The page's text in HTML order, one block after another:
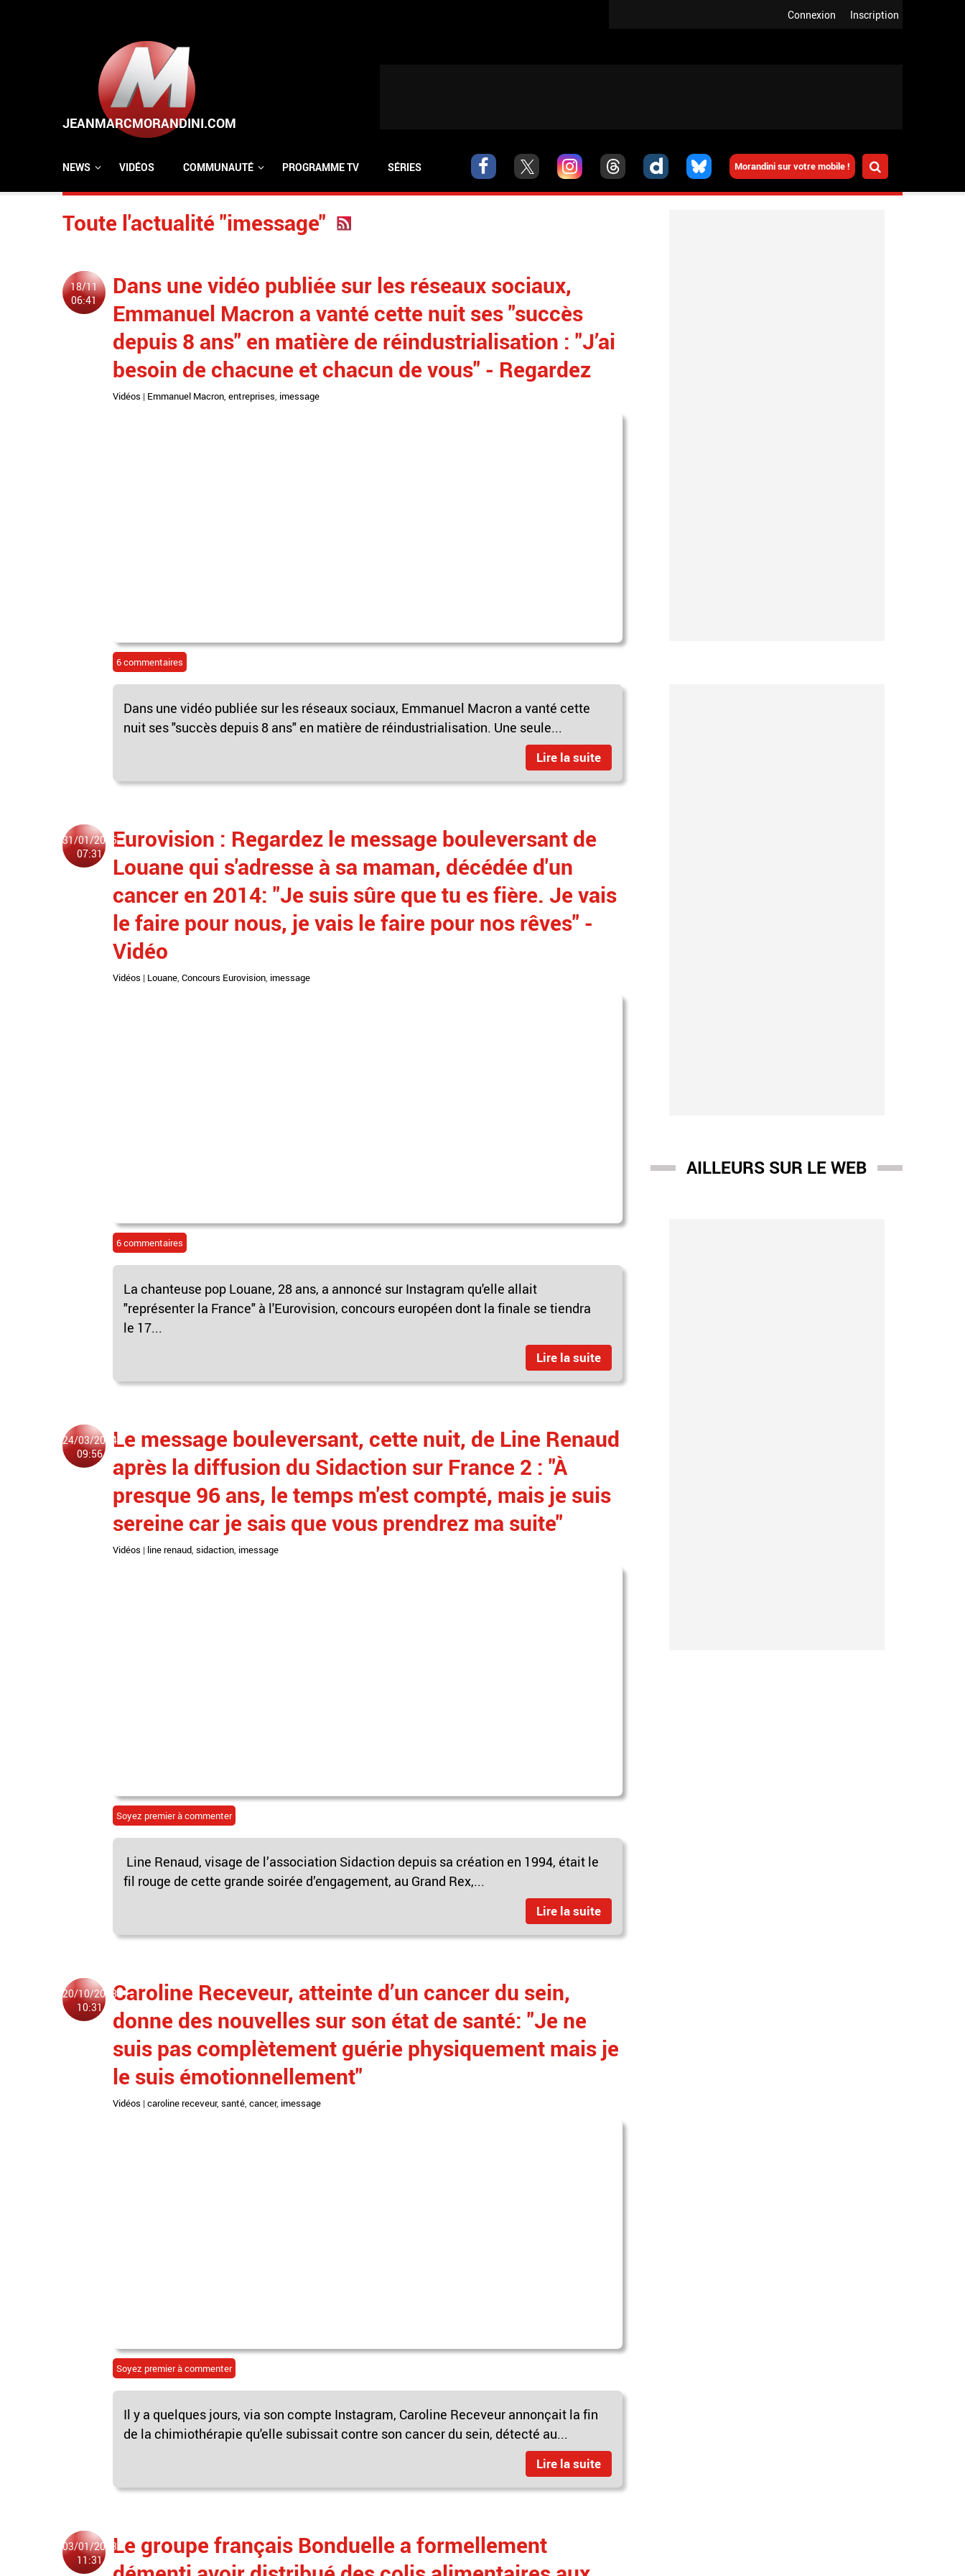
Inscription
Connexion
Morandini sur votre mobile !
NEWS VIDÉOS COMMUNAUTÉ PROGRAMME TV SÉRIES
Toute l'actualité "imessage"
18/11
06:41
Dans une vidéo publiée sur les réseaux sociaux,
Emmanuel Macron a vanté cette nuit ses "succès
depuis 8 ans" en matière de réindustrialisation : "J’ai
besoin de chacune et chacun de vous" - Regardez
Vidéos | Emmanuel Macron, entreprises, imessage
6 commentaires
Dans une vidéo publiée sur les réseaux sociaux, Emmanuel Macron a vanté cette
nuit ses "succès depuis 8 ans" en matière de réindustrialisation. Une seule...
Lire la suite
31/01/2025
07:31
Eurovision : Regardez le message bouleversant de
Louane qui s'adresse à sa maman, décédée d'un
cancer en 2014: "Je suis sûre que tu es fière. Je vais
le faire pour nous, je vais le faire pour nos rêves" -
Vidéo
Vidéos | Louane Concours Eurovision imessage
6 commentaires
La chanteuse pop Louane, 28 ans, a annoncé sur Instagram qu'elle allait
"représenter la France" à l'Eurovision, concours européen dont la finale se tiendra
le 17...
Lire la suite
24/03/2024
09:56
Le message bouleversant, cette nuit, de Line Renaud
après la diffusion du Sidaction sur France 2 : "À
presque 96 ans, le temps m'est compté, mais je suis
sereine car je sais que vous prendrez ma suite"
Vidéos | line renaud, sidaction, imessage
Soyez premier à commenter
Line Renaud, visage de l’association Sidaction depuis sa création en 1994, était le
fil rouge de cette grande soirée d’engagement, au Grand Rex,...
Lire la suite
20/10/2023
10:31
Caroline Receveur, atteinte d’un cancer du sein,
donne des nouvelles sur son état de santé: "Je ne
suis pas complètement guérie physiquement mais je
le suis émotionnellement"
Vidéos | caroline receveur, santé cancer, imessage
Soyez premier à commenter
Il y a quelques jours, via son compte Instagram, Caroline Receveur annonçait la fin
de la chimiothérapie qu'elle subissait contre son cancer du sein, détecté au...
Lire la suite
03/01/2023
11:31
Le groupe français Bonduelle a formellement
AILLEURS SUR LE WEB